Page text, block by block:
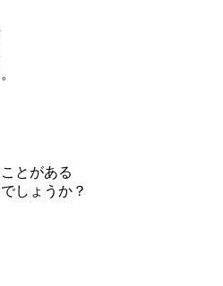
とがある
しょうか？